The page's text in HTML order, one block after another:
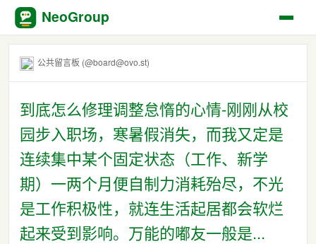
NeoGroup
公共留言板 (@board@ovo.st)
到底怎么修理调整怠惰的心情-刚刚从校
园步入职场，寒暑假消失，而我又定是
连续集中某个固定状态（工作、新学
期）一两个月便自制力消耗殆尽，不光
是工作积极性，就连生活起居都会软烂
起来受到影响。万能的嘟友一般是...